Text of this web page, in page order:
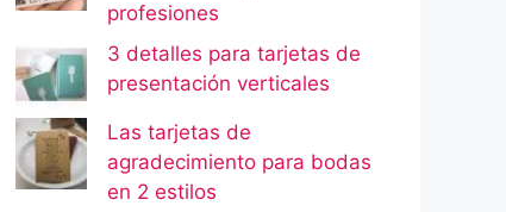
profesiones
3 detalles para tarjetas de
presentación verticales
Las tarjetas de
agradecimiento para bodas
en 2 estilos